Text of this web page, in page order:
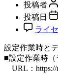
投稿者
投稿日
ライ
設定作業時と
■設定作業時（
URL：https://